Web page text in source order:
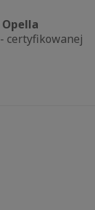
Opella
- certyfikowanej